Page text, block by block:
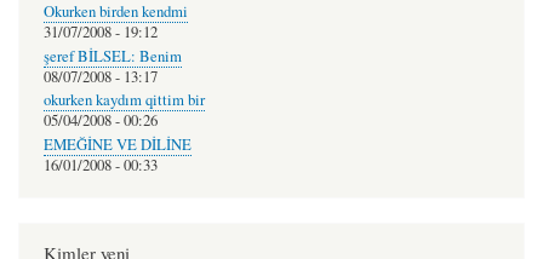
Okurken birden kendmi
31/07/2008 - 19:12
şeref BİLSEL: Benim
08/07/2008 - 13:17
okurken kaydım qittim bir
05/04/2008 - 00:26
EMEĞİNE VE DİLİNE
16/01/2008 - 00:33
Kimler yeni